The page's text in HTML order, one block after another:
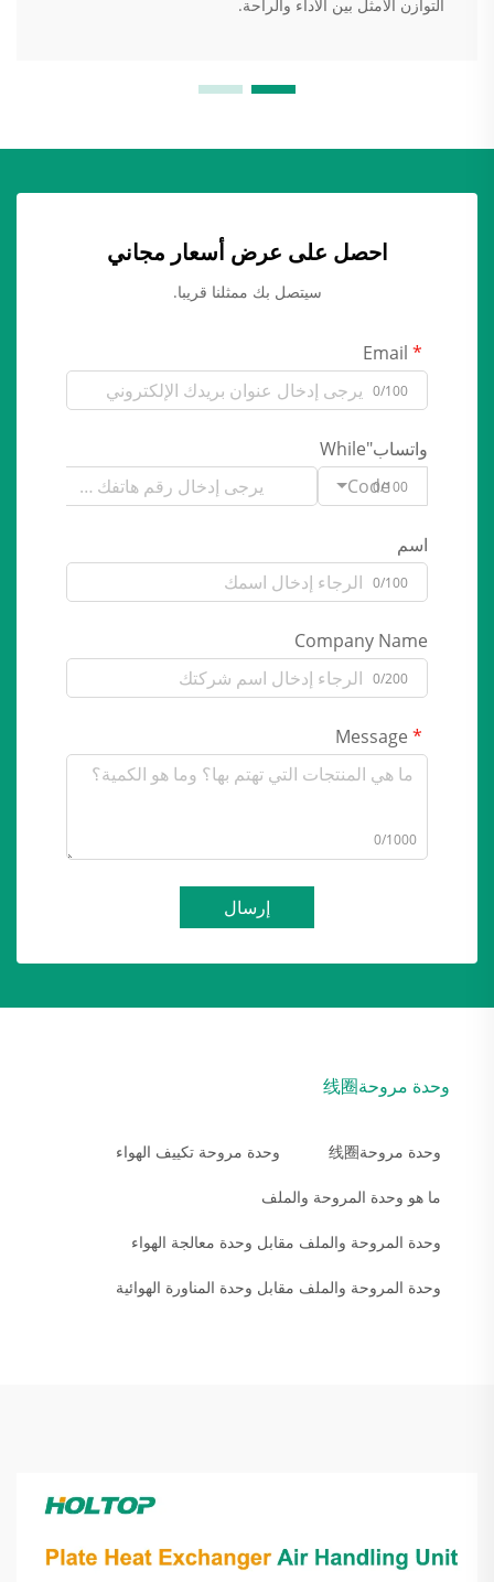
التوازن الأمثل بين الأداء والراحة.
احصل على عرض أسعار مجاني
سيتصل بك ممثلنا قريبا.
0/100
واتساب"While
Code0/100
اسم
0/100
Company Name
0/200
0/1000
إرسال
وحدة مروحة线圈
وحدة مروحة线圈 وحدة مروحة تكييف الهواء
ما هو وحدة المروحة والملف
وحدة المروحة والملف مقابل وحدة معالجة الهواء
وحدة المروحة والملف مقابل وحدة المناورة الهوائية